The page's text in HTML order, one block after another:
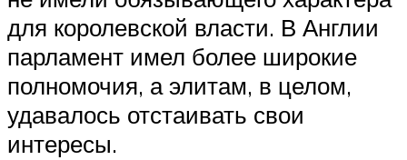
для королевской власти. В Англии
парламент имел более широкие
полномочия, а элитам, в целом,
удавалось отстаивать свои
интересы.